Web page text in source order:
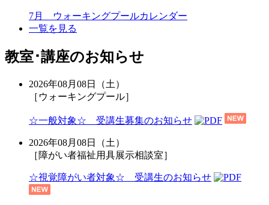
7月 ウォーキングプールカレンダー
一覧を見る
教室･講座のお知らせ
2026年08月08日（土）
［ウォーキングプール］
☆一般対象☆ 受講生募集のお知らせ
2026年08月08日（土）
［障がい者福祉用具展示相談室］
☆視覚障がい者対象☆ 受講生のお知らせ